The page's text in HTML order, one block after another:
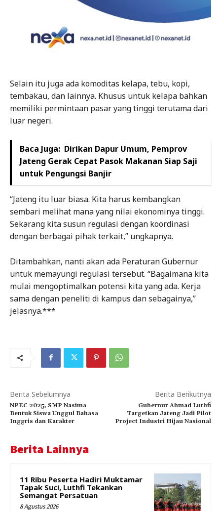
Selain itu juga ada komoditas kelapa, tebu, kopi,
tembakau, dan lainnya. Khusus untuk kelapa bahkan
memiliki permintaan pasar yang tinggi terutama dari
luar negeri.
Baca Juga: Dirikan Dapur Umum, Pemprov
Jateng Gerak Cepat Pasok Makanan Siap Saji
untuk Pengungsi Banjir
“Jateng itu luar biasa. Kita harus kembangkan
sembari melihat mana yang nilai ekonominya tinggi.
Sekarang kita susun regulasi dengan koordinasi
dengan berbagai pihak terkait,” ungkapnya.
Ditambahkan, nanti akan ada Peraturan Gubernur
untuk memayungi regulasi tersebut. “Bagaimana kita
mulai mengoptimalkan potensi kita yang ada. Kerja
sama dengan peneliti di kampus dan sebagainya,”
jelasnya.***
Berita Sebelumnya
NPEC 2025, SMP Nasima
Bentuk Siswa Unggul Bahasa
Inggris dan Karakter
Berita Berikutnya
Gubernur Ahmad Luthfi
Targetkan Jateng Jadi Pilot
Project Industri Hijau Nasional
Berita Lainnya
11 Ribu Peserta Hadiri Muktamar
Tapak Suci, Luthfi Tekankan
Semangat Persatuan
8 Agustus 2026